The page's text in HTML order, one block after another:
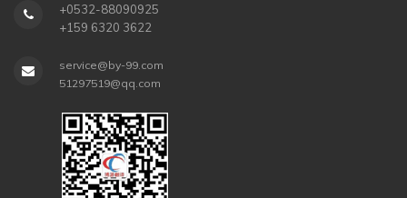
+0532-88090925
+159 6320 3622
service@by-99.com
51297519@qq.com